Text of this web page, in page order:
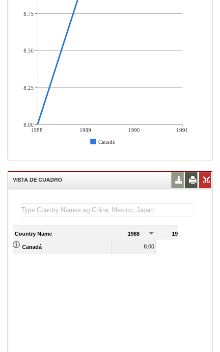
1988 1989 1990
1991
Canadá
8.75
8.50
8.25
8.00
VISTA DE CUADRO
Country Name 1988 1989
Canadá 8.00